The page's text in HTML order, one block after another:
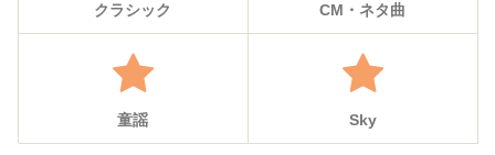
クラシック CM・ネタ曲
童謡 Sky